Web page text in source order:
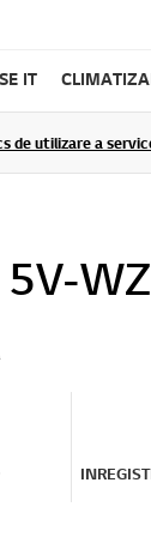
IT
de utilizare a